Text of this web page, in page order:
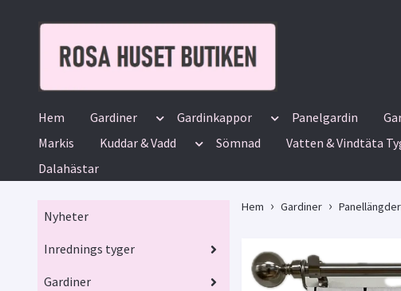
Hem Gardiner Gardinkappor Panelgardin
Markis
Kuddar & Vadd Sömnad Vatten & Vindtäta
Dalahästar
Nyheter
Inrednings tyger
Gardiner
Hem Gardiner Panellängder